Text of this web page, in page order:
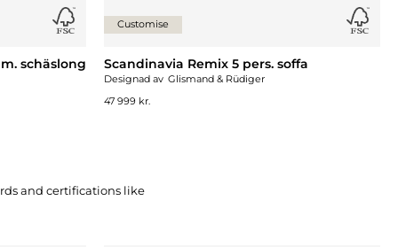
schäslong
Customise
Scandinavia Remix 5 pers. soffa
Designad av Glismand & Rüdiger
47 999 kr.
and certifications like